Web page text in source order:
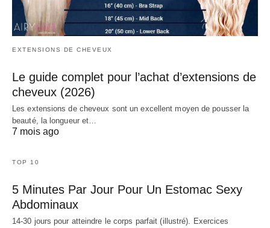
EXTENSIONS DE CHEVEUX
Le guide complet pour l’achat d’extensions de
cheveux (2026)
Les extensions de cheveux sont un excellent moyen de pousser la
beauté, la longueur et…
7 mois ago
TOP 10
5 Minutes Par Jour Pour Un Estomac Sexy
Abdominaux
14-30 jours pour atteindre le corps parfait (illustré). Exercices